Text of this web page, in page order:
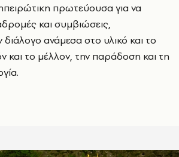
πρωτεύουσα για να
και συμβιώσεις,
διάλογο ανάμεσα στο υλικό και το
και το μέλλον, την παράδοση και τη